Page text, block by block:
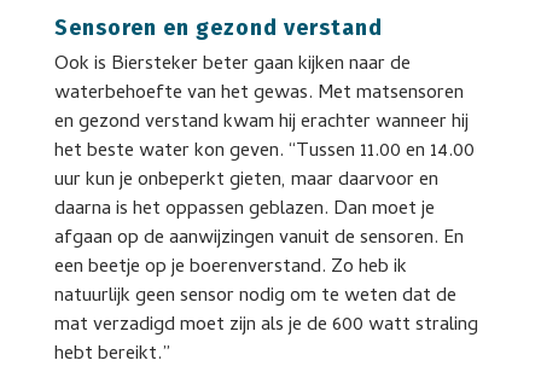
Sensoren en gezond verstand
Ook is Biersteker beter gaan kijken naar de
waterbehoefte van het gewas. Met matsensoren
en gezond verstand kwam hij erachter wanneer hij
het beste water kon geven. “Tussen 11.00 en 14.00
uur kun je onbeperkt gieten, maar daarvoor en
daarna is het oppassen geblazen. Dan moet je
afgaan op de aanwijzingen vanuit de sensoren. En
een beetje op je boerenverstand. Zo heb ik
natuurlijk geen sensor nodig om te weten dat de
mat verzadigd moet zijn als je de 600 watt straling
hebt bereikt.”